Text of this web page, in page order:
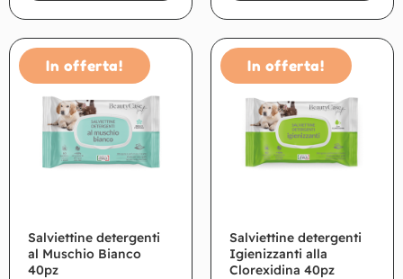
In offerta!
Salviettine detergenti
al Muschio Bianco
40pz
In offerta!
Salviettine detergenti
Igienizzanti alla
Clorexidina 40pz